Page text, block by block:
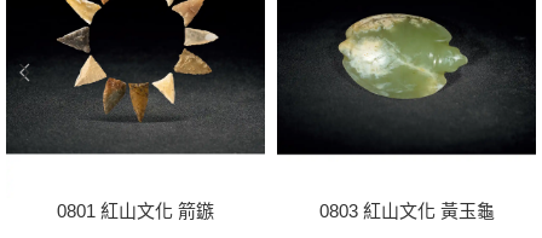
0801 紅山文化 箭鏃 0803 紅山文化 黃玉龜